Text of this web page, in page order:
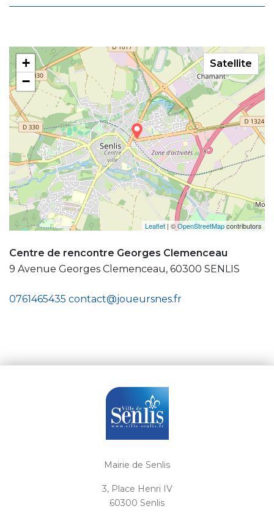
+
−
Leaflet | ©OpenStreetMapcontributors
Satellite
Centre de rencontre Georges Clemenceau
9 Avenue Georges Clemenceau, 60300 SENLIS
0761465435 contact@joueursnes.fr
Mairie de Senlis
3, Place Henri IV
60300 Senlis